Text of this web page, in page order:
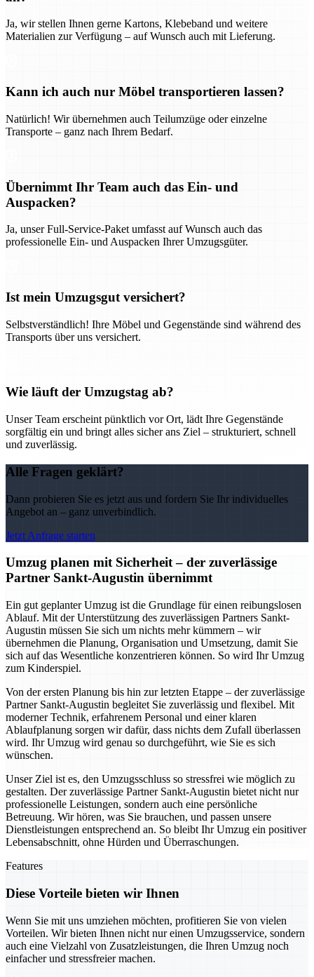
Ja, wir stellen Ihnen gerne Kartons, Klebeband und weitere
Materialien zur Verfügung – auf Wunsch auch mit Lieferung.
Kann ich auch nur Möbel transportieren lassen?
Natürlich! Wir übernehmen auch Teilumzüge oder einzelne
Transporte – ganz nach Ihrem Bedarf.
Übernimmt Ihr Team auch das Ein- und
Auspacken?
Ja, unser Full-Service-Paket umfasst auf Wunsch auch das
professionelle Ein- und Auspacken Ihrer Umzugsgüter.
Ist mein Umzugsgut versichert?
Selbstverständlich! Ihre Möbel und Gegenstände sind während des
Transports über uns versichert.
Wie läuft der Umzugstag ab?
Unser Team erscheint pünktlich vor Ort, lädt Ihre Gegenstände
sorgfältig ein und bringt alles sicher ans Ziel – strukturiert, schnell
und zuverlässig.
Alle Fragen geklärt?
Dann probieren Sie es jetzt aus und fordern Sie Ihr individuelles
Angebot an – ganz unverbindlich.
Jetzt Anfrage starten
Umzug planen mit Sicherheit – der zuverlässige
Partner Sankt-Augustin übernimmt
Ein gut geplanter Umzug ist die Grundlage für einen reibungslosen
Ablauf. Mit der Unterstützung des zuverlässigen Partners Sankt-
Augustin müssen Sie sich um nichts mehr kümmern – wir
übernehmen die Planung, Organisation und Umsetzung, damit Sie
sich auf das Wesentliche konzentrieren können. So wird Ihr Umzug
zum Kinderspiel.
Von der ersten Planung bis hin zur letzten Etappe – der zuverlässige
Partner Sankt-Augustin begleitet Sie zuverlässig und flexibel. Mit
moderner Technik, erfahrenem Personal und einer klaren
Ablaufplanung sorgen wir dafür, dass nichts dem Zufall überlassen
wird. Ihr Umzug wird genau so durchgeführt, wie Sie es sich
wünschen.
Unser Ziel ist es, den Umzugsschluss so stressfrei wie möglich zu
gestalten. Der zuverlässige Partner Sankt-Augustin bietet nicht nur
professionelle Leistungen, sondern auch eine persönliche
Betreuung. Wir hören, was Sie brauchen, und passen unsere
Dienstleistungen entsprechend an. So bleibt Ihr Umzug ein positiver
Lebensabschnitt, ohne Hürden und Überraschungen.
Features
Diese Vorteile bieten wir Ihnen
Wenn Sie mit uns umziehen möchten, profitieren Sie von vielen
Vorteilen. Wir bieten Ihnen nicht nur einen Umzugsservice, sondern
auch eine Vielzahl von Zusatzleistungen, die Ihren Umzug noch
einfacher und stressfreier machen.